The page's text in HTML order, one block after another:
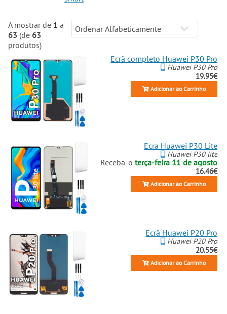
A mostrar de 1 a
63 (de 63
produtos)
Ecrã completo Huawei P30 Pro
Huawei P30 Pro
19.95€
Adicionar ao Carrinho
Ecra Huawei P30 Lite
Huawei P30 lite
Receba-oterça-feira 11 de agosto
16.46€
Adicionar ao Carrinho
Ecrã Huawei P20 Pro
Huawei P20 Pro
20.55€
Adicionar ao Carrinho